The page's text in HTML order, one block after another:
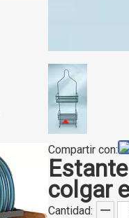
Compartir con:
colgar
Cantidad: